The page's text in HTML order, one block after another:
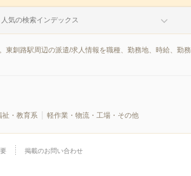
人気の検索インデックス
釧路駅周辺の派遣/求人情報を職種、勤務地、時給、勤務
祉・教育系 軽作業・物流・工場・その他
掲載のお問い合わせ